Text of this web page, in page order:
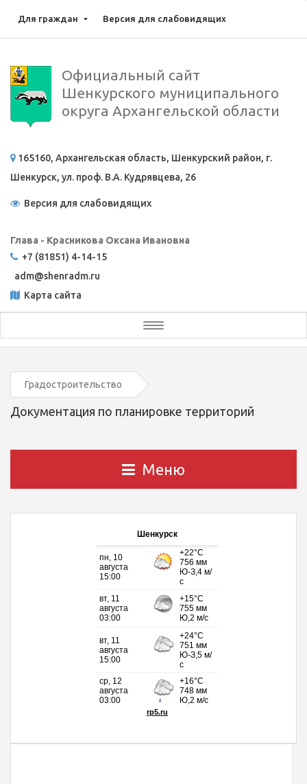
Для граждан Версия для слабовидящих
Официальный сайт
Шенкурского муниципального
округа Архангельской области
165160, Архангельская область, Шенкурский район, г.
Шенкурск, ул. проф. В.А. Кудрявцева, 26
Версия для слабовидящих
Глава - Красникова Оксана Ивановна
+7 (81851) 4-14-15
adm@shenradm.ru
Карта сайта
Toggle
navigation
Градостроительство
Документация по планировке территорий
Меню
Шенкурск